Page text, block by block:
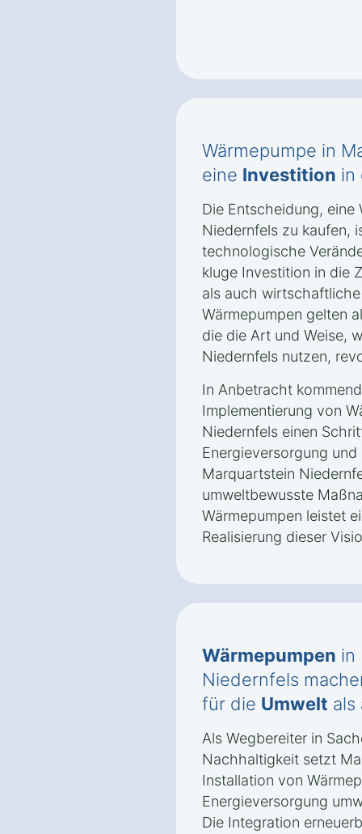
Wärmepumpe in
eine Investition in
Die Entscheidung, eine
Niedernfels zu kaufen,
technologische
kluge Investition in die
als auch
Wärmepumpen gelten
die die Art und Weise,
Niedernfels nutzen,
In Anbetracht
Implementierung von
Niedernfels einen
Energieversorgung
Marquartstein
umweltbewusste
Wärmepumpen leistet
Realisierung dieser
Wärmepumpen in
Niedernfels
für die Umwelt
Als Wegbereiter in
Nachhaltigkeit setzt
Installation von
Energieversorgung
Die Integration